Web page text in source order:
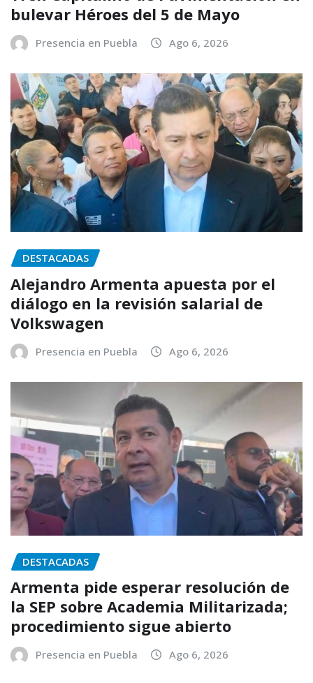
bulevar Héroes del 5 de Mayo
Presencia en Puebla Ago 6, 2026
DESTACADAS
Alejandro Armenta apuesta por el
diálogo en la revisión salarial de
Volkswagen
Presencia en Puebla Ago 6, 2026
DESTACADAS
Armenta pide esperar resolución de
la SEP sobre Academia Militarizada;
procedimiento sigue abierto
Presencia en Puebla Ago 6, 2026